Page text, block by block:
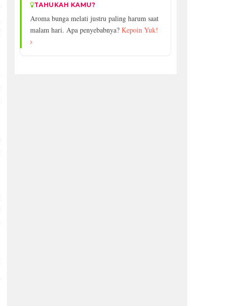
TAHUKAH KAMU?
Aroma bunga melati justru paling harum saat
malam hari. Apa penyebabnya?Kepoin Yuk!